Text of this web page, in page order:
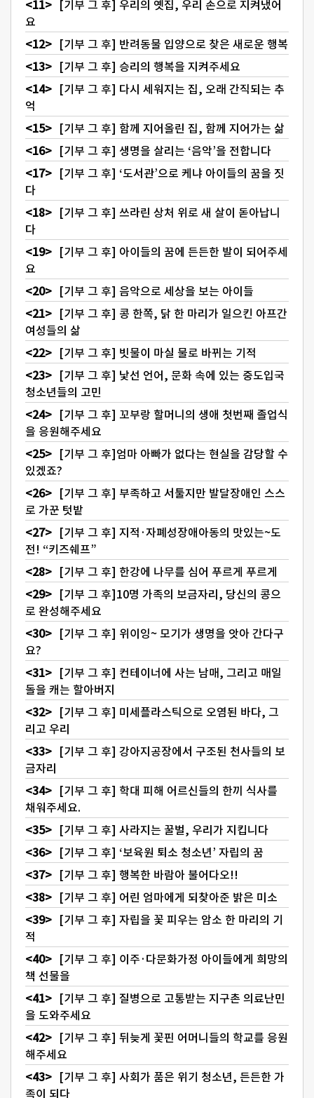
[기부 그 후] 우리의 옛집, 우리 손으로 지켜냈어
요
[기부 그 후] 반려동물 입양으로 찾은 새로운 행복
[기부 그 후] 승리의 행복을 지켜주세요
[기부 그 후] 다시 세워지는 집, 오래 간직되는 추
억
[기부 그 후] 함께 지어올린 집, 함께 지어가는 삶
[기부 그 후] 생명을 살리는 ‘음악’을 전합니다
[기부 그 후] ‘도서관’으로 케냐 아이들의 꿈을 짓
다
[기부 그 후] 쓰라린 상처 위로 새 살이 돋아납니
다
[기부 그 후] 아이들의 꿈에 든든한 발이 되어주세
요
[기부 그 후] 음악으로 세상을 보는 아이들
[기부 그 후] 콩 한쪽, 닭 한 마리가 일으킨 아프간
여성들의 삶
[기부 그 후] 빗물이 마실 물로 바뀌는 기적
[기부 그 후] 낯선 언어, 문화 속에 있는 중도입국
청소년들의 고민
[기부 그 후] 꼬부랑 할머니의 생애 첫번째 졸업식
을 응원해주세요
[기부 그 후]엄마 아빠가 없다는 현실을 감당할 수
있겠죠?
[기부 그 후] 부족하고 서툴지만 발달장애인 스스
로 가꾼 텃밭
[기부 그 후] 지적·자폐성장애아동의 맛있는~도
전! “키즈쉐프”
[기부 그 후] 한강에 나무를 심어 푸르게 푸르게
[기부 그 후]10명 가족의 보금자리, 당신의 콩으
로 완성해주세요
[기부 그 후] 위이잉~ 모기가 생명을 앗아 간다구
요?
[기부 그 후] 컨테이너에 사는 남매, 그리고 매일
돌을 캐는 할아버지
[기부 그 후] 미세플라스틱으로 오염된 바다, 그
리고 우리
[기부 그 후] 강아지공장에서 구조된 천사들의 보
금자리
[기부 그 후] 학대 피해 어르신들의 한끼 식사를
채워주세요.
[기부 그 후] 사라지는 꿀벌, 우리가 지킵니다
[기부 그 후] ‘보육원 퇴소 청소년’ 자립의 꿈
[기부 그 후] 행복한 바람아 불어다오!!
[기부 그 후] 어린 엄마에게 되찾아준 밝은 미소
[기부 그 후] 자립을 꽃 피우는 암소 한 마리의 기
적
[기부 그 후] 이주·다문화가정 아이들에게 희망의
책 선물을
[기부 그 후] 질병으로 고통받는 지구촌 의료난민
을 도와주세요
[기부 그 후] 뒤늦게 꽃핀 어머니들의 학교를 응원
해주세요
[기부 그 후] 사회가 품은 위기 청소년, 든든한 가
족이 되다